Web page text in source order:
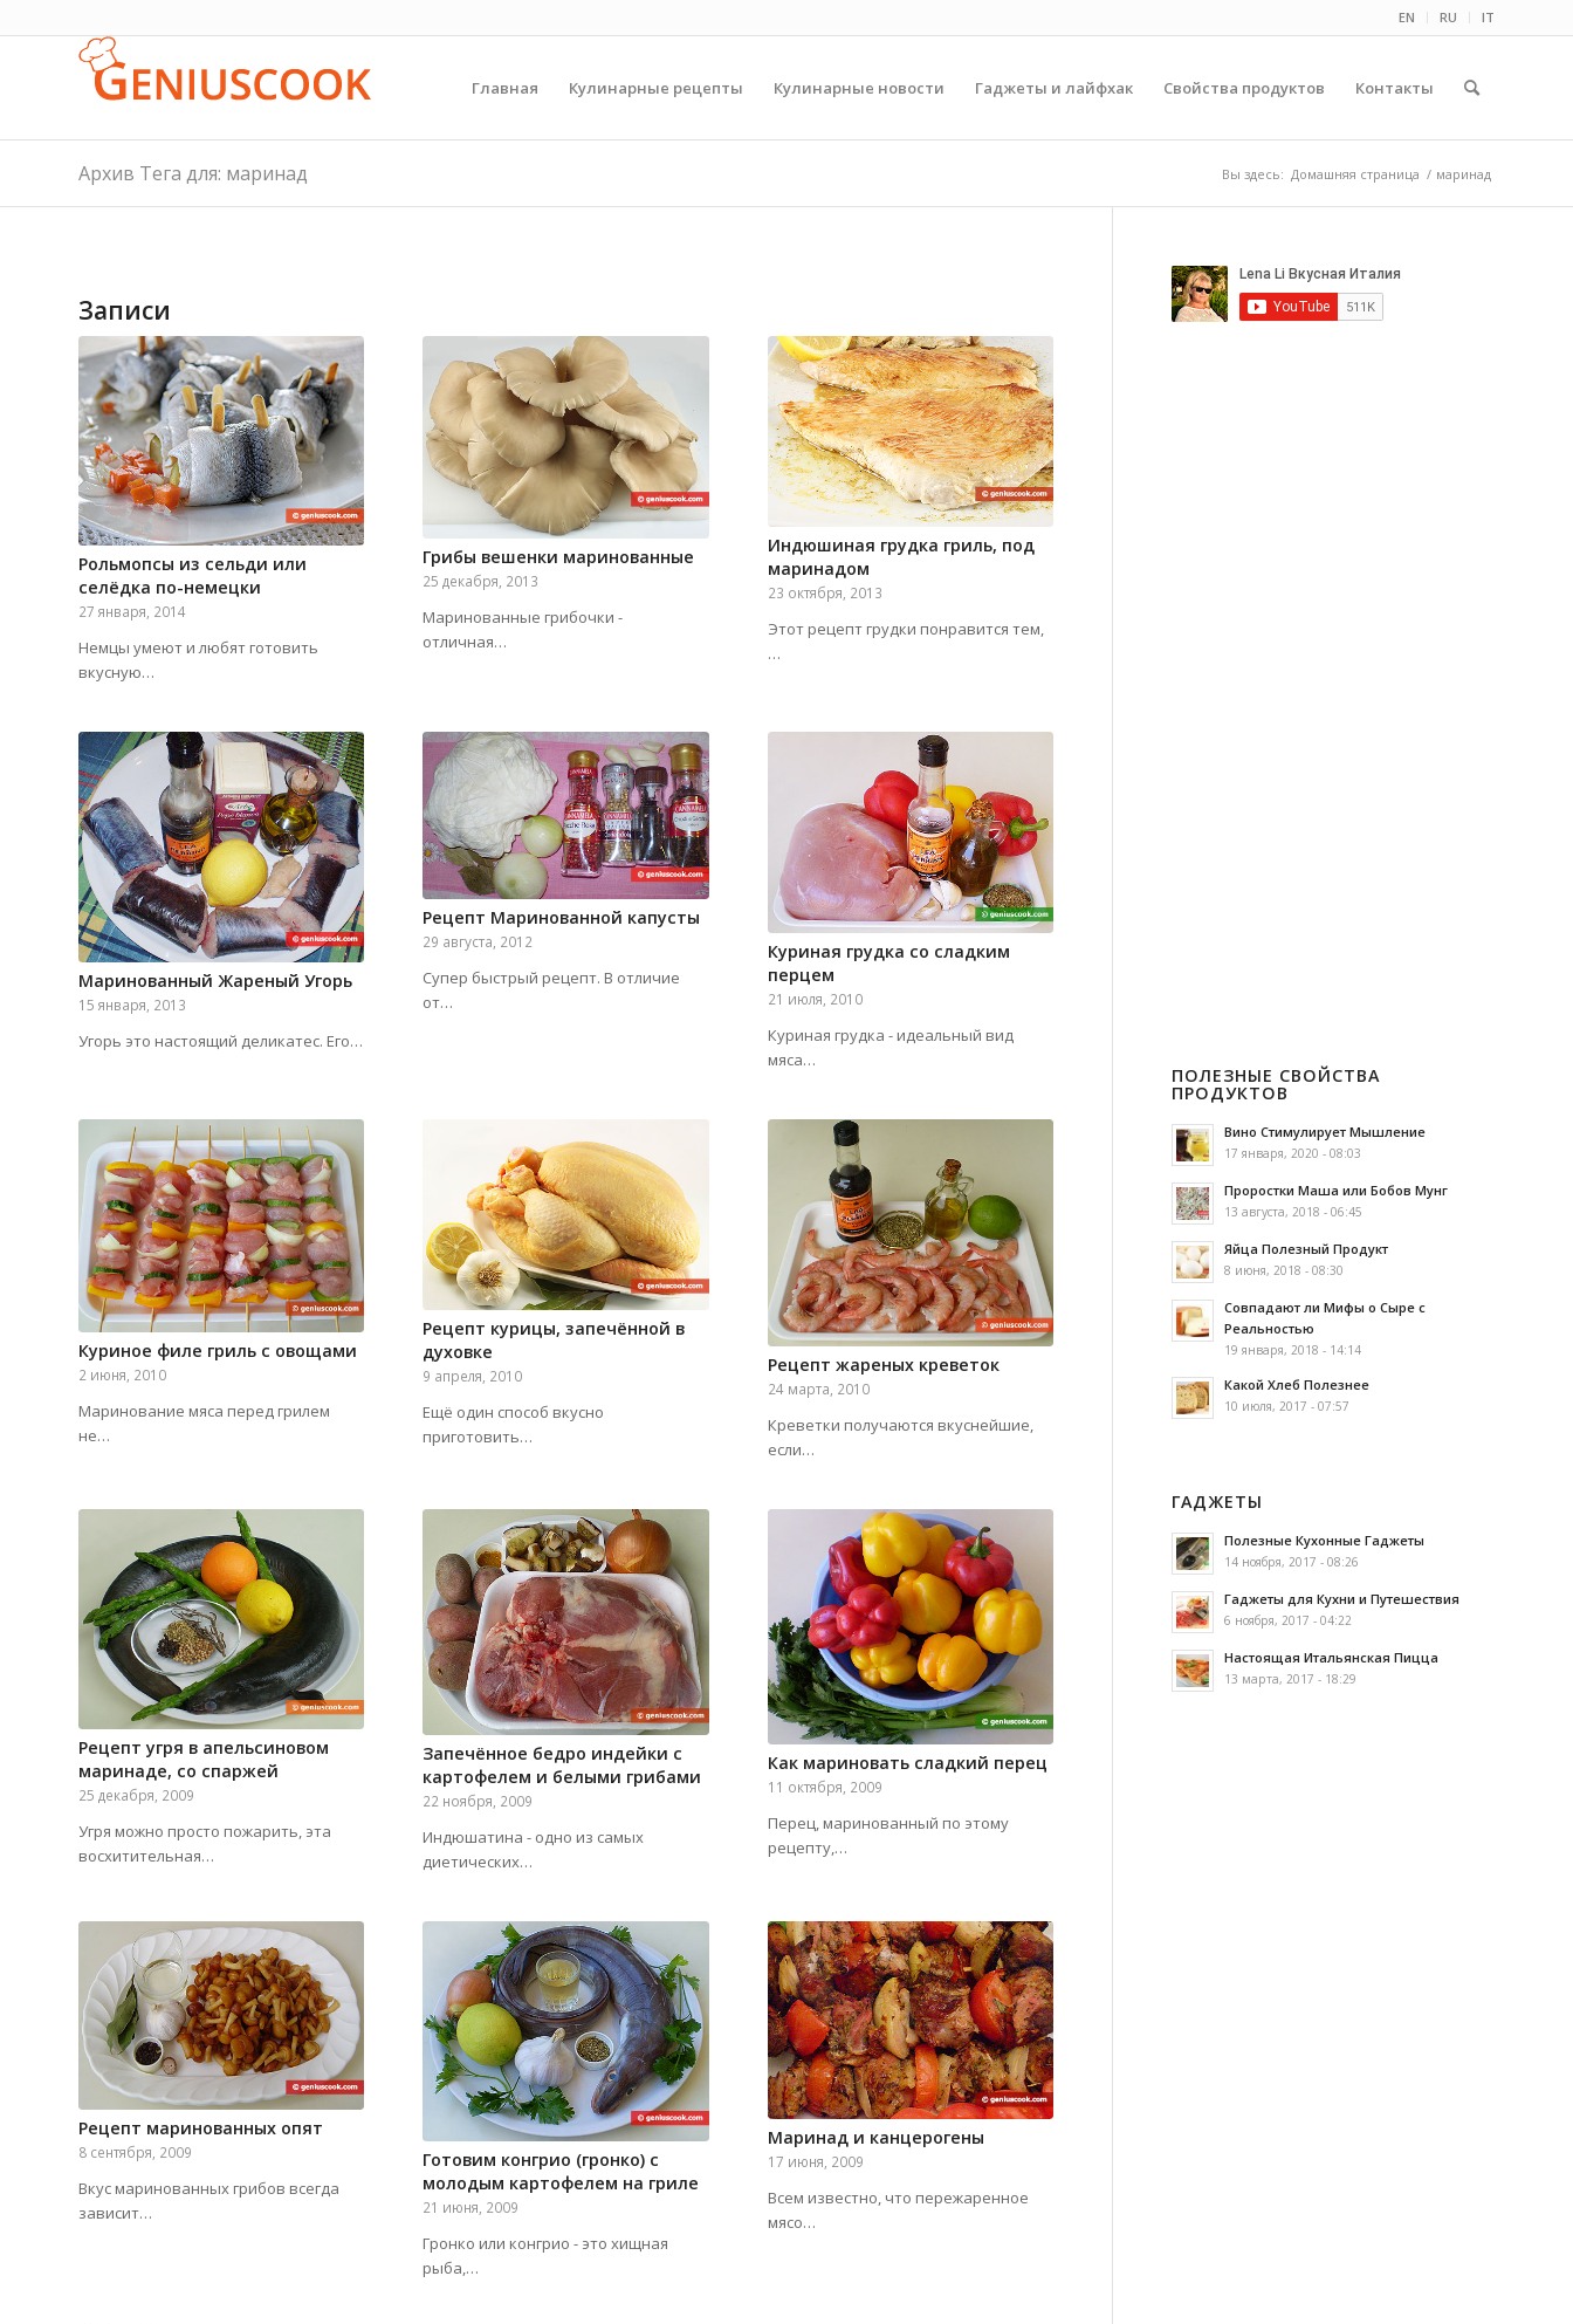
EN RU IT
Главная Кулинарные рецепты Кулинарные новости Гаджеты и лайфхак Свойства продуктов Контакты
Архив Тега для: маринад Вы здесь: Домашняя страница / маринад
Записи
Рольмопсы из сельди или
селёдка по-немецки
27 января, 2014
Немцы умеют и любят готовить
вкусную…
Грибы вешенки маринованные
25 декабря, 2013
Маринованные грибочки -
отличная…
Индюшиная грудка гриль, под
маринадом
23 октября, 2013
Этот рецепт грудки понравится тем,
…
Маринованный Жареный Угорь
15 января, 2013
Угорь это настоящий деликатес. Его…
Рецепт Маринованной капусты
29 августа, 2012
Супер быстрый рецепт. В отличие
от…
Куриная грудка со сладким
перцем
21 июля, 2010
Куриная грудка - идеальный вид
мяса…
Куриное филе гриль с овощами
2 июня, 2010
Маринование мяса перед грилем
не…
Рецепт курицы, запечённой в
духовке
9 апреля, 2010
Ещё один способ вкусно
приготовить…
Рецепт жареных креветок
24 марта, 2010
Креветки получаются вкуснейшие,
если…
Рецепт угря в апельсиновом
маринаде, со спаржей
25 декабря, 2009
Угря можно просто пожарить, эта
восхитительная…
Запечённое бедро индейки с
картофелем и белыми грибами
22 ноября, 2009
Индюшатина - одно из самых
диетических…
Как мариновать сладкий перец
11 октября, 2009
Перец, маринованный по этому
рецепту,…
Рецепт маринованных опят
8 сентября, 2009
Вкус маринованных грибов всегда
зависит…
Готовим конгрио (гронко) с
молодым картофелем на гриле
21 июня, 2009
Гронко или конгрио - это хищная
рыба,…
Маринад и канцерогены
17 июня, 2009
Всем известно, что пережаренное
мясо…
ПОЛЕЗНЫЕ СВОЙСТВА
ПРОДУКТОВ
Вино Стимулирует Мышление
17 января, 2020 - 08:03
Проростки Маша или Бобов Мунг
13 августа, 2018 - 06:45
Яйца Полезный Продукт
8 июня, 2018 - 08:30
Совпадают ли Мифы о Сыре с
Реальностью
19 января, 2018 - 14:14
Какой Хлеб Полезнее
10 июля, 2017 - 07:57
ГАДЖЕТЫ
Полезные Кухонные Гаджеты
14 ноября, 2017 - 08:26
Гаджеты для Кухни и Путешествия
6 ноября, 2017 - 04:22
Настоящая Итальянская Пицца
13 марта, 2017 - 18:29